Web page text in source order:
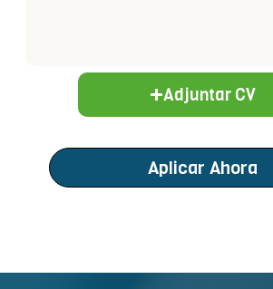
Adjuntar CV
Aplicar Ahora